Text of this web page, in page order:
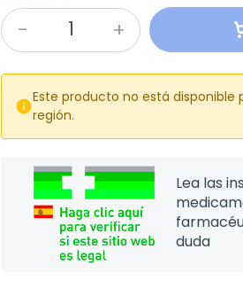

Este producto no está
región.
Lea las
duda